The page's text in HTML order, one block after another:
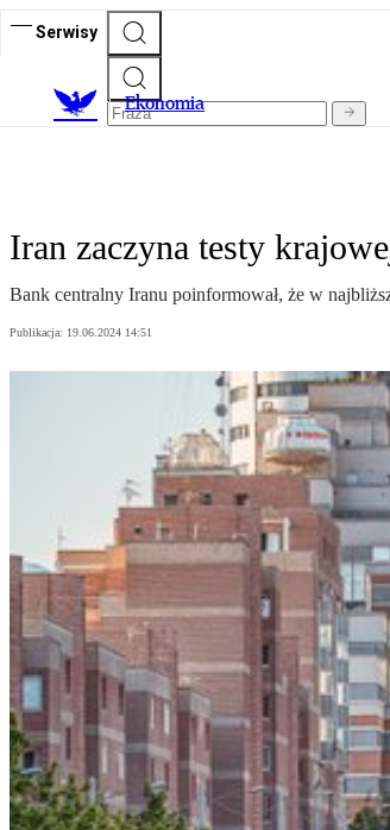
Serwisy
Ekonomia
Iran zaczyna testy
Bank centralny Iranu poinformował, że w
Publikacja: 19.06.2024 14:51